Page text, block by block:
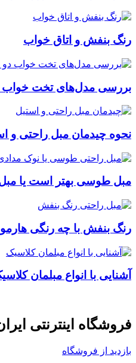
رنگ بنفش و اتاق خواب
بررسی مدل‌های تخت خواب
نحوه چیدمان مبل راحتی و
مبل طوسی بهتر است یا
رنگ بنفش با چه رنگی
آشنایی با انواع مبلمان
فروشگاه اینترنتی
بازدید از فروشگاه